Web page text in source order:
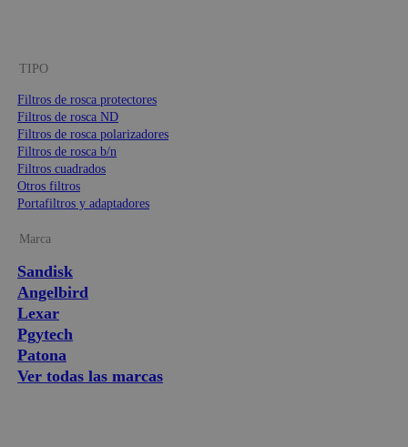
TIPO
Filtros de rosca protectores
Filtros de rosca ND
Filtros de rosca polarizadores
Filtros de rosca b/n
Filtros cuadrados
Otros filtros
Portafiltros y adaptadores
Marca
Sandisk
Angelbird
Lexar
Pgytech
Patona
Ver todas las marcas